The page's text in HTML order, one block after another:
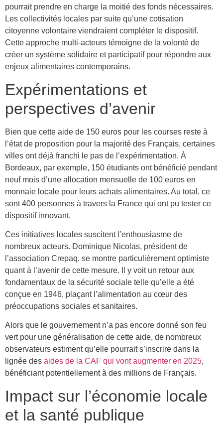
pourrait prendre en charge la moitié des fonds nécessaires.
Les collectivités locales par suite qu’une cotisation
citoyenne volontaire viendraient compléter le dispositif.
Cette approche multi-acteurs témoigne de la volonté de
créer un système solidaire et participatif pour répondre aux
enjeux alimentaires contemporains.
Expérimentations et
perspectives d’avenir
Bien que cette aide de 150 euros pour les courses reste à
l’état de proposition pour la majorité des Français, certaines
villes ont déjà franchi le pas de l’expérimentation. À
Bordeaux, par exemple, 150 étudiants ont bénéficié pendant
neuf mois d’une allocation mensuelle de 100 euros en
monnaie locale pour leurs achats alimentaires. Au total, ce
sont 400 personnes à travers la France qui ont pu tester ce
dispositif innovant.
Ces initiatives locales suscitent l’enthousiasme de
nombreux acteurs. Dominique Nicolas, président de
l’association Crepaq, se montre particulièrement optimiste
quant à l’avenir de cette mesure. Il y voit un retour aux
fondamentaux de la sécurité sociale telle qu’elle a été
conçue en 1946, plaçant l’alimentation au cœur des
préoccupations sociales et sanitaires.
Alors que le gouvernement n’a pas encore donné son feu
vert pour une généralisation de cette aide, de nombreux
observateurs estiment qu’elle pourrait s’inscrire dans la
lignée des aides de la CAF qui vont augmenter en 2025,
bénéficiant potentiellement à des millions de Français.
Impact sur l’économie locale
et la santé publique